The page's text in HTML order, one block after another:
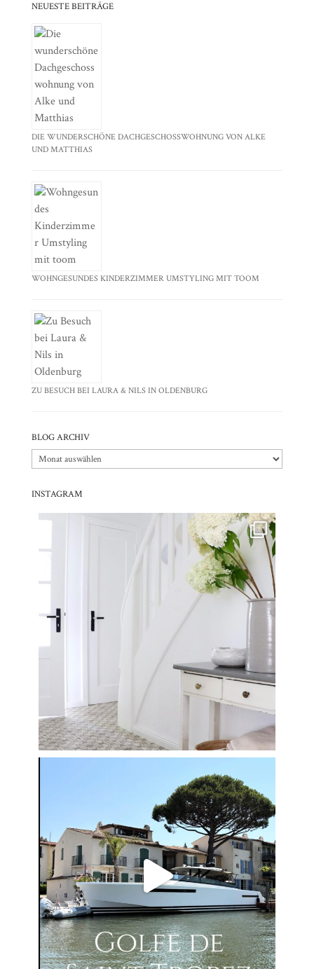
NEUESTE BEITRÄGE
DIE WUNDERSCHÖNE DACHGESCHOSSWOHNUNG VON ALKE
UND MATTHIAS
WOHNGESUNDES KINDERZIMMER UMSTYLING MIT TOOM
ZU BESUCH BEI LAURA & NILS IN OLDENBURG
BLOG ARCHIV
Blog
Archiv
INSTAGRAM